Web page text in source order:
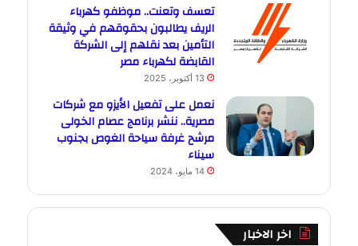
تعسف وتعنت.. موظفو كهرباء
الريف يطالبون بحقوقهم في وثيقة
التأمين بعد نقلهم إلى الشركة
القابضة لكهرباء مصر
13 أكتوبر، 2025
نعمل على تفعيل الأيزو مع شركات
مصرية.. ننشر برنامج عصام الخولى
مرشح غرفة سياحة الغوص بجنوب
سيناء
14 مايو، 2024
اخر الاخبار